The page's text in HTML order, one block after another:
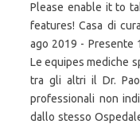
Please enable it to
features! Casa di
ago 2019 - Presente
Le equipes mediche
tra gli altri il Dr.
professionali non
dallo stesso